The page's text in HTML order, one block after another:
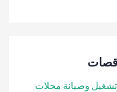
وصيانة محلات